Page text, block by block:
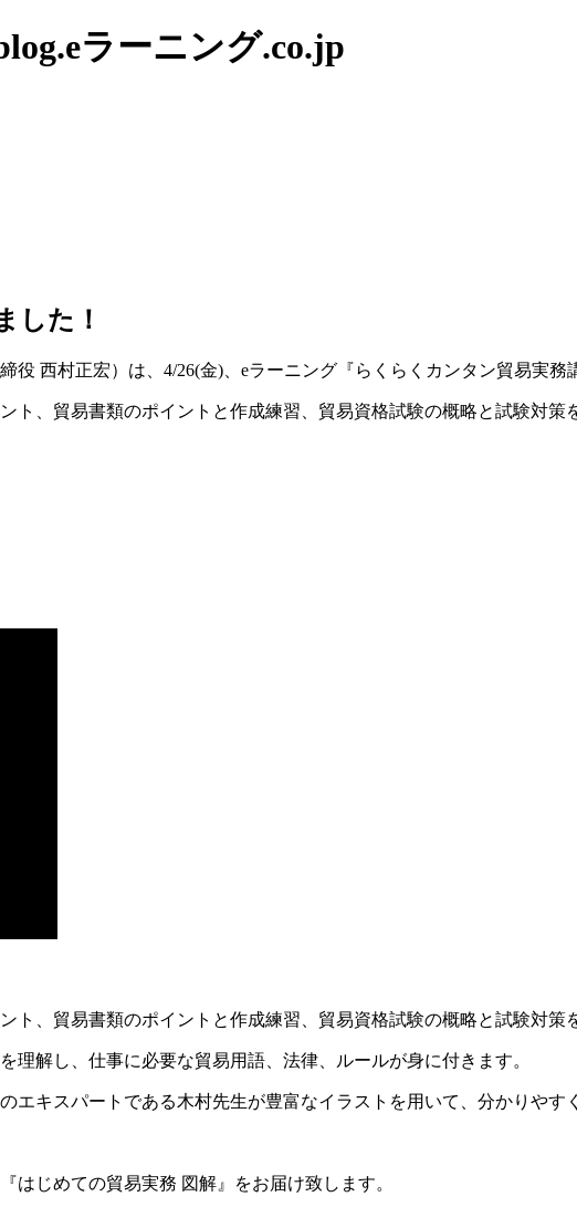
ラーニング.co.jp
した！
西村正宏）は、4/26(金)、eラーニング『らくらくカンタン貿易実務
、貿易書類のポイントと作成練習、貿易資格試験の概略と試験対策
、貿易書類のポイントと作成練習、貿易資格試験の概略と試験対策
解し、仕事に必要な貿易用語、法律、ルールが身に付きます。
キスパートである木村先生が豊富なイラストを用いて、分かりやす
はじめての貿易実務 図解』をお届け致します。